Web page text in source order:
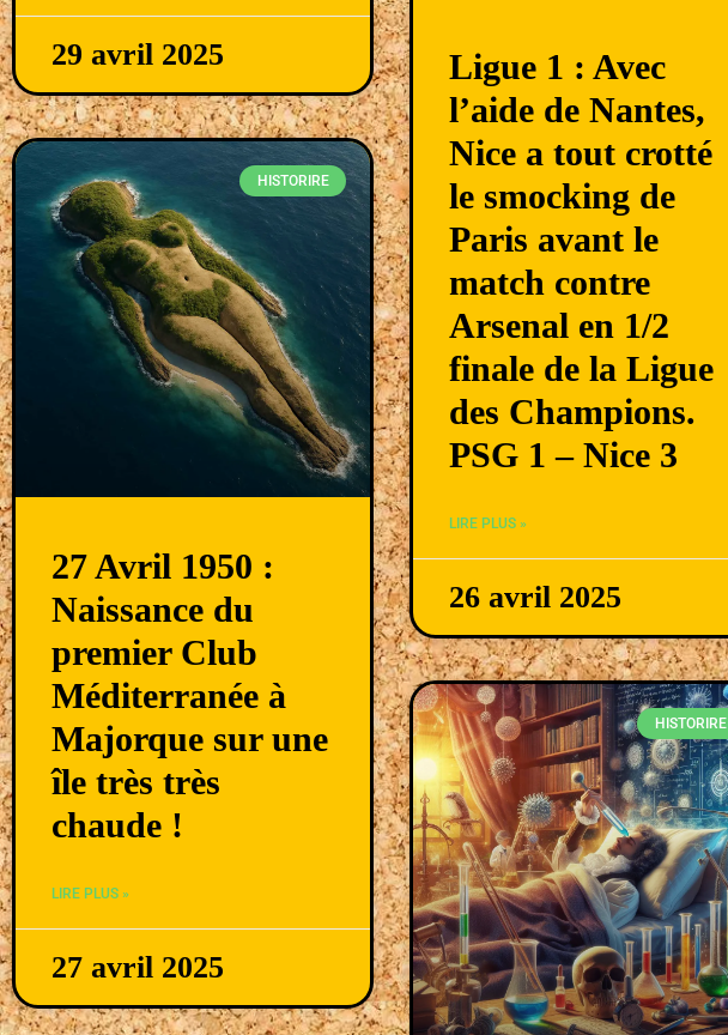
29 avril 2025
HISTORIRE
27 Avril 1950 :
Naissance du
premier Club
Méditerranée à
Majorque sur une
île très très
chaude !
LIRE PLUS »
27 avril 2025
Ligue 1 : Avec
l’aide de Nantes,
Nice a tout crotté
le smocking de
Paris avant le
match contre
Arsenal en 1/2
finale de la Ligue
des Champions.
PSG 1 – Nice 3
LIRE PLUS »
26 avril 2025
HISTORIRE